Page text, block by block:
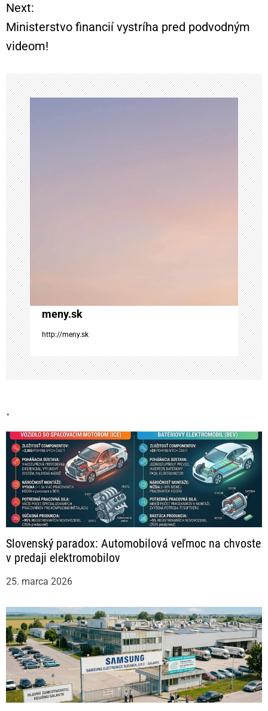
v
i
g
á
c
i
a
v
č
l
á
n
k
u
Next:
Ministerstvo financií vystríha pred podvodným
videom!
meny.sk
http://meny.sk
.
Slovenský paradox: Automobilová veľmoc na chvoste
v predaji elektromobilov
25. marca 2026